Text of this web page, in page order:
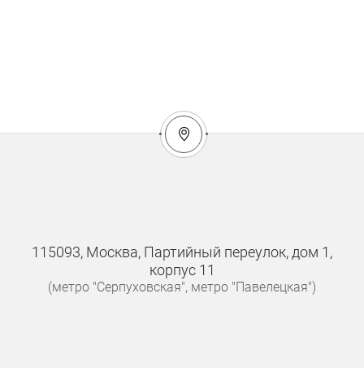
115093, Москва, Партийный переулок, дом 1,
корпус 11
(метро "Серпуховская", метро "Павелецкая")